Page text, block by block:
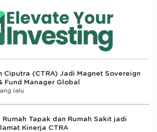
Ciputra (CTRA) Jadi Magnet Sovereign
Fund Manager Global
lalu
Rumah Tapak dan Rumah Sakit jadi
Kinerja CTRA